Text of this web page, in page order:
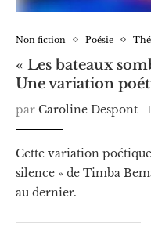
Non fiction Poésie
« Les bateaux
Une variation
par Caroline Despont
Cette variation
silence » de Timba
au dernier.